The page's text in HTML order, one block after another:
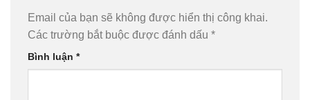
Email của bạn sẽ không được hiển thị công khai.
Các trường bắt buộc được đánh dấu *
Bình luận *